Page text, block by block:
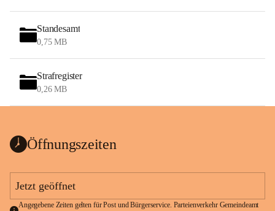
Standesamt
0,75 MB
Strafregister
0,26 MB
Öffnungszeiten
Jetzt geöffnet
Angegebene Zeiten gelten für Post und Bürgerservice. Parteienverkehr Gemeindeamt